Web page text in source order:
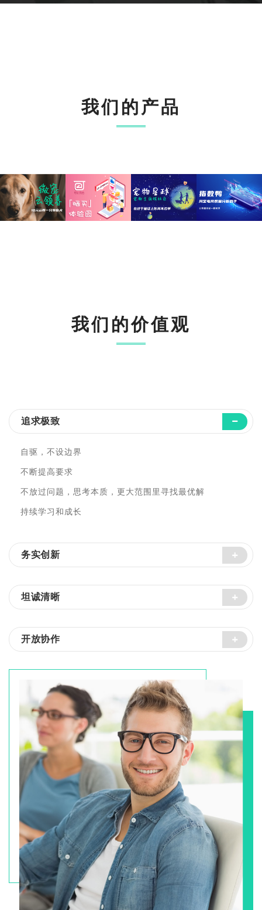
我们的产品
我们的价值观
追求极致
自驱，不设边界
不断提高要求
不放过问题，思考本质，更大范围里寻找最优解
持续学习和成长
务实创新
坦诚清晰
开放协作